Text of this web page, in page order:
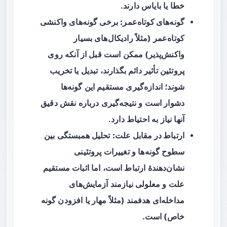
خطا یا بایاس دارند.
گونه‌های کوتاه‌عمر: برخی گونه‌های واکنشی
کوتاه‌عمر (مثلاً رادیکال‌های بسیار
واکنش‌پذیر) ممکن است قبل از آنکه روی
پروتئین تأثیر دائم بگذارند، تبدیل یا تخریب
شوند؛ اندازه‌گیری مستقیم این گونه‌ها
دشوار است و نتیجه‌گیری درباره نقش دقیق
آنها نیاز به احتیاط دارد.
ارتباط در مقابل علت: تحلیل همبستگی بین
سطوح گونه‌ها و تغییرات پروتئینی
نشان‌دهندهٔ ارتباط است، اما اثبات مستقیم
علت و معلولی نیازمند آزمایش‌های
مداخله‌ای هدفمند (مثلاً مهار یا افزودن گونه
خاص) است.